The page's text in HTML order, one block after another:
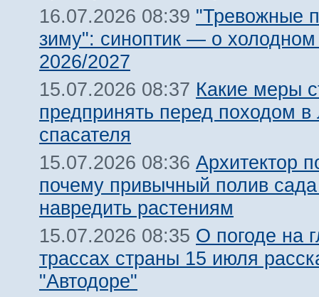
16.07.2026 08:39 "Тревожные
зиму": синоптик — о холодном
2026/2027
15.07.2026 08:37 Какие меры
предпринять перед походом в
спасателя
15.07.2026 08:36 Архитектор
почему привычный полив
навредить растениям
15.07.2026 08:35 О погоде на
трассах страны 15 июля
"Автодоре"